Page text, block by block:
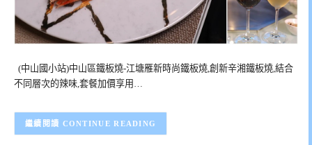
(中山國小站)中山區鐵板燒-江塘雁新時尚鐵板燒,創新辛湘鐵板燒,結合
不同層次的辣味,套餐加價享用…
CONTINUE READING